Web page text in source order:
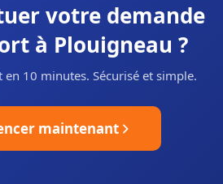
votre demande
à Plouigneau ?
10 minutes. Sécurisé et simple.
maintenant